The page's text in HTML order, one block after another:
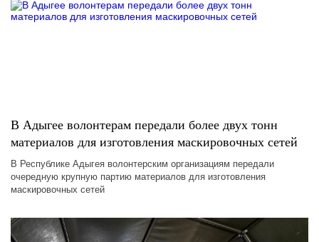
В Адыгее волонтерам передали более двух тонн
материалов для изготовления маскировочных сетей
В Республике Адыгея волонтерским организациям передали
очередную крупную партию материалов для изготовления
маскировочных сетей